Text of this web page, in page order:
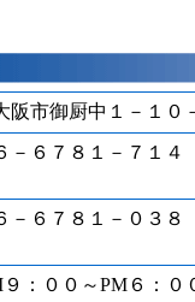
阪市御厨中１－１０
－６７８１－７１４
－６７８１－０３８
：００～PM６：０